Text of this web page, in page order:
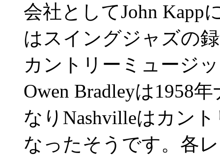
会社としてJohn Kapp
はスイングジャズの
カントリーミュージ
Owen Bradleyは1958
なりNashvilleはカン
なったそうです。各